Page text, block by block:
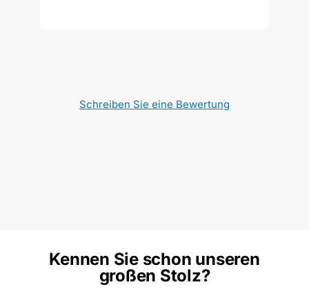
Schreiben Sie eine Bewertung
Kennen Sie schon unseren
großen Stolz?